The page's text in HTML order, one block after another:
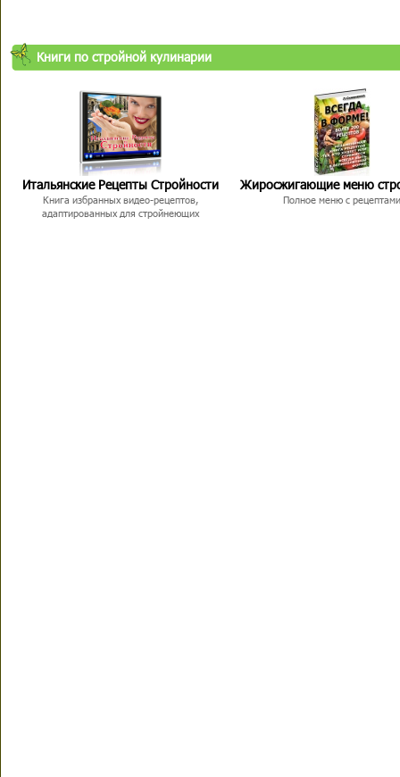
Книги по стройной кулинарии
Итальянские Рецепты Стройности
Книга избранных видео-рецептов,
адаптированных для стройнеющих
Жиросжигающие меню
Полное меню с рецептами